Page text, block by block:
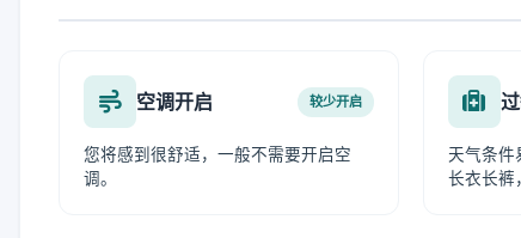
空调开启 较少开启
您将感到很舒适，一般不需要开启空
调。
天气条件
长衣长裤